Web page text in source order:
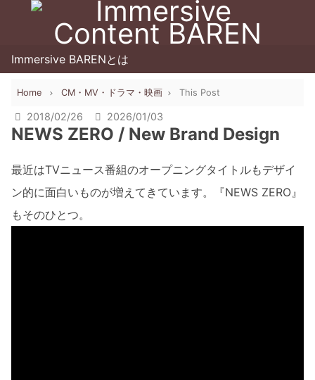
Immersive BARENとは
Home CM・MV・ドラマ・映画 This Post
2018/02/26 2026/01/03
NEWS ZERO / New Brand Design
最近はTVニュース番組のオープニングタイトルもデザイ
ン的に面白いものが増えてきています。『NEWS ZERO』
もそのひとつ。